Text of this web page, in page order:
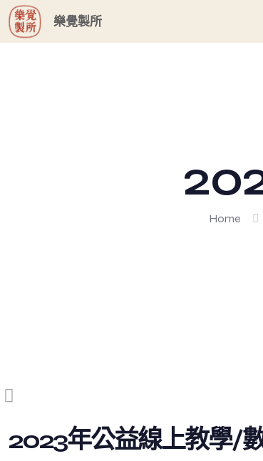
G-GHF9TLS5W3
樂覺製所
Home
2023年公益線上教學/